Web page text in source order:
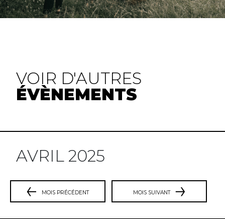
VOIR D'AUTRES
ÉVÈNEMENTS
AVRIL 2025
MOIS PRÉCÉDENT MOIS SUIVANT